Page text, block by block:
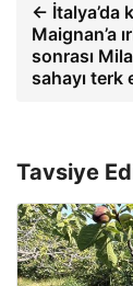
← İtalya’da
Maignan’a
sonrası
sahayı terk
Tavsiye